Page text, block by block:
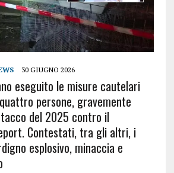
30 GIUGNO 2026
eseguito le misure cautelari
persone, gravemente
del 2025 contro il
Contestati, tra gli altri, i
esplosivo, minaccia e